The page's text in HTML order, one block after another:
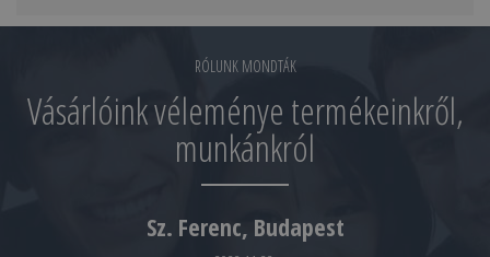
RÓLUNK MONDTÁK
Vásárlóink véleménye termékeinkről,
munkánkról
Sz. Ferenc, Budapest